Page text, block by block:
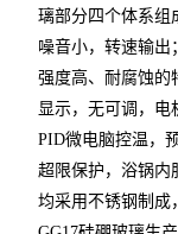
璃部分四个体系组
噪音小，转速输出
强度高、耐腐蚀的
显示，无可调，
PID微电脑控温，
超限保护，浴锅内
均采用不锈钢制成